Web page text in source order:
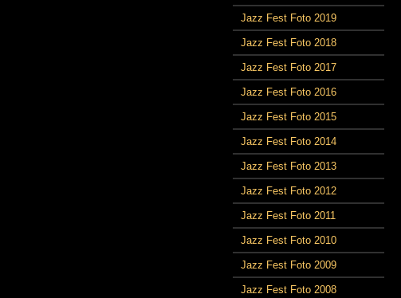
Jazz Fest Foto 2019
Jazz Fest Foto 2018
Jazz Fest Foto 2017
Jazz Fest Foto 2016
Jazz Fest Foto 2015
Jazz Fest Foto 2014
Jazz Fest Foto 2013
Jazz Fest Foto 2012
Jazz Fest Foto 2011
Jazz Fest Foto 2010
Jazz Fest Foto 2009
Jazz Fest Foto 2008